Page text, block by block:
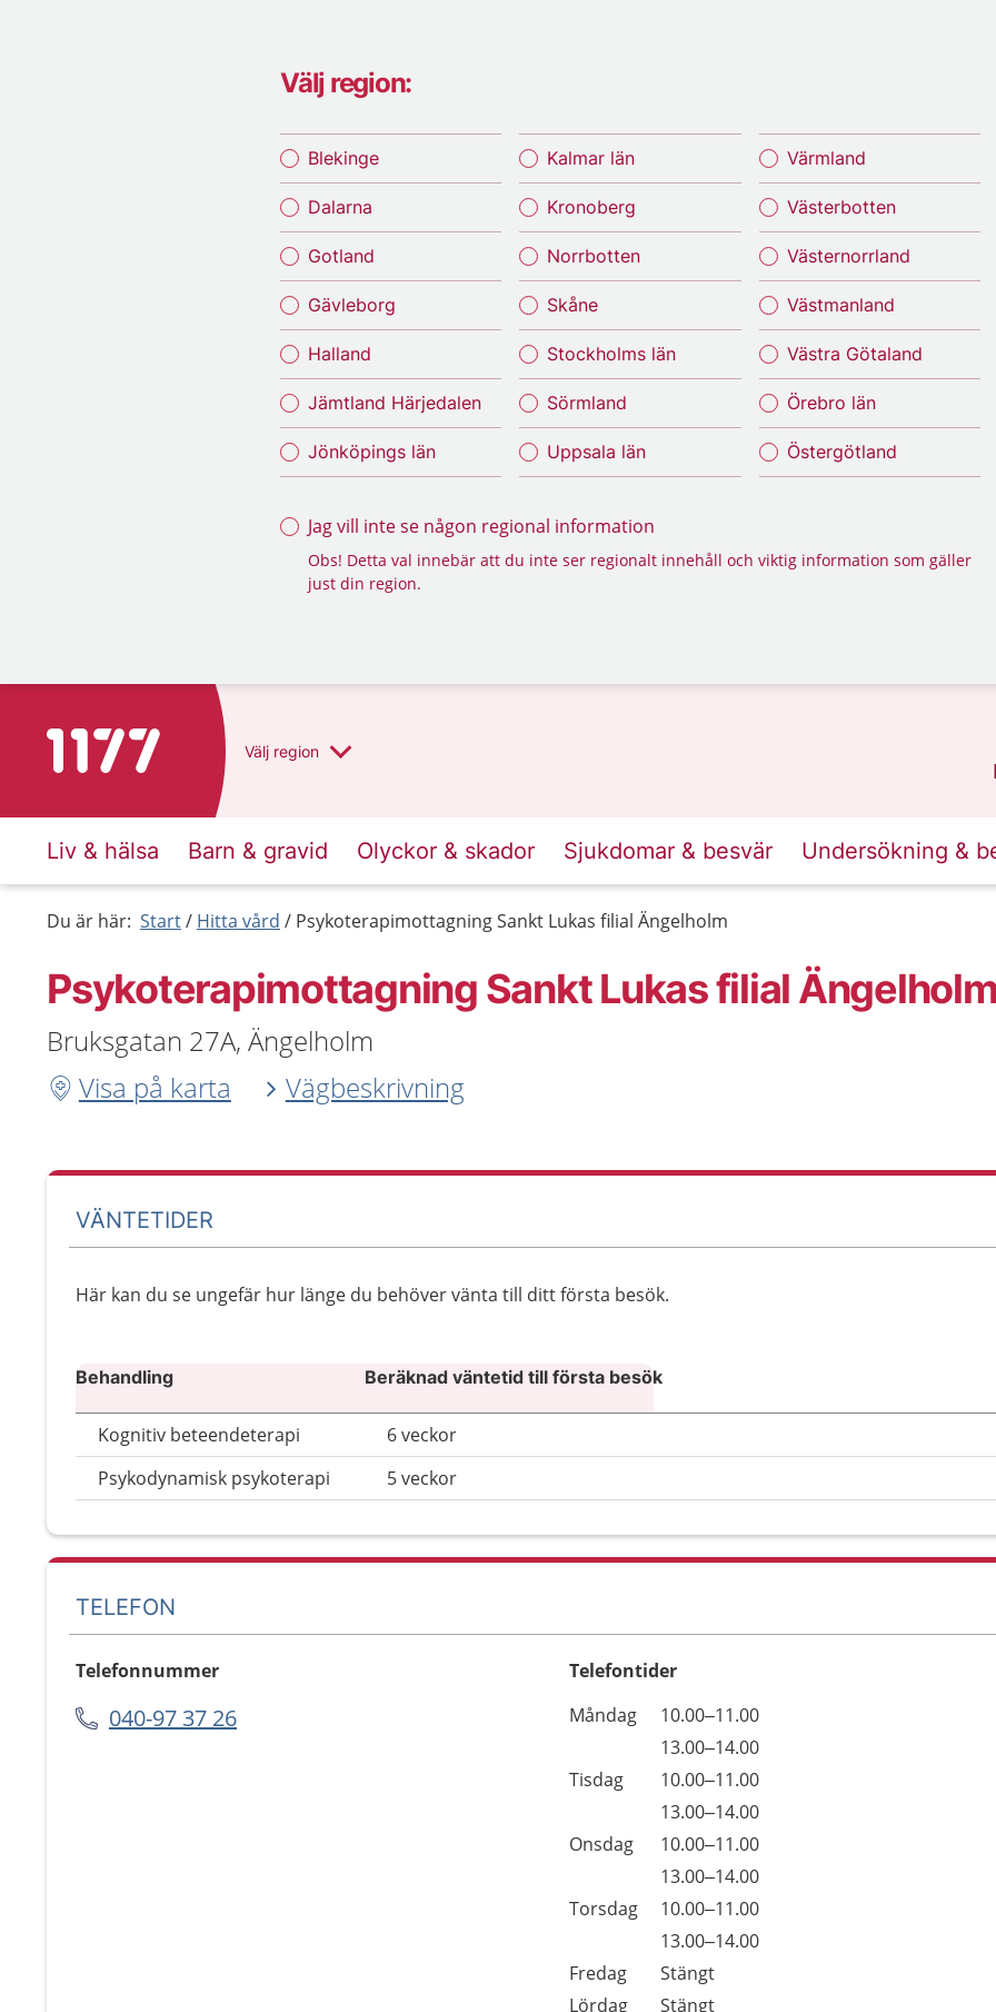
Välj region:
Blekinge
Dalarna
Gotland
Gävleborg
Halland
Jämtland Härjedalen
Jönköpings län
Kalmar län
Kronoberg
Norrbotten
Skåne
Stockholms län
Sörmland
Uppsala län
Värmland
Västerbotten
Västernorrland
Västmanland
Västra Götaland
Örebro län
Östergötland
Jag vill inte se någon regional information
Obs! Detta val innebär att du inte ser regionalt innehåll och viktig information som gäller
just din region.
Till startsidan för 1177 Välj region
Liv & hälsa Barn & gravid Olyckor & skador Sjukdomar & besvär Undersökning &
Du är här: Start Hitta vård Psykoterapimottagning Sankt Lukas filial Ängelholm
Psykoterapimottagning Sankt Lukas filial
Bruksgatan 27A, Ängelholm
Visa på karta
Vägbeskrivning
VÄNTETIDER
Här kan du se ungefär hur länge du behöver vänta till ditt första besök.
Behandling Beräknad väntetid till första besök
Kognitiv beteendeterapi
6 veckor
Psykodynamisk psykoterapi
5 veckor
TELEFON
Telefonnummer
040-97 37 26
Telefontider
Dag
Öppettider
Kommentarer
Måndag
10.00–11.00
13.00–14.00
Tisdag
10.00–11.00
13.00–14.00
Onsdag
10.00–11.00
13.00–14.00
Torsdag
10.00–11.00
13.00–14.00
Fredag
Stängt
Lördag
Stängt